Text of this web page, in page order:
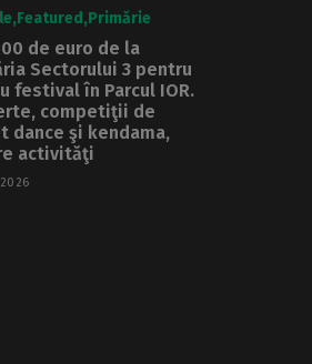
Featured Primărie
de euro de la
Sectorului 3 pentru
festival în Parcul IOR.
competiţii de
dance şi kendama,
activităţi